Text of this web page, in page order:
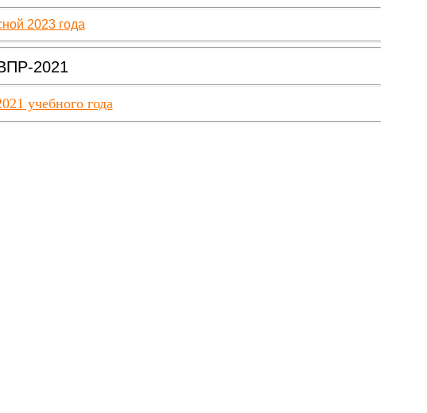
2023 года
2021
учебного года